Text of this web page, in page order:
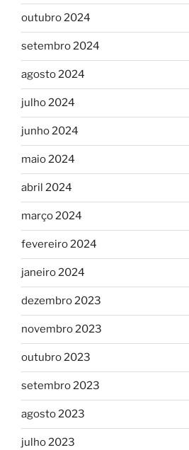
outubro 2024
setembro 2024
agosto 2024
julho 2024
junho 2024
maio 2024
abril 2024
março 2024
fevereiro 2024
janeiro 2024
dezembro 2023
novembro 2023
outubro 2023
setembro 2023
agosto 2023
julho 2023